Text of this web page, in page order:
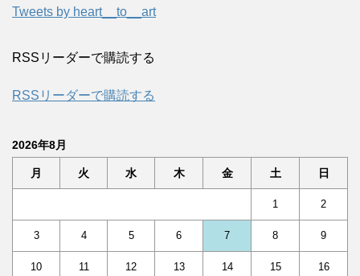
Tweets by heart__to__art
RSSリーダーで購読する
RSSリーダーで購読する
2026年8月
月 火 水 木 金 土 日
1 2
3 4 5 6 7 8 9
10 11 12 13 14 15 16